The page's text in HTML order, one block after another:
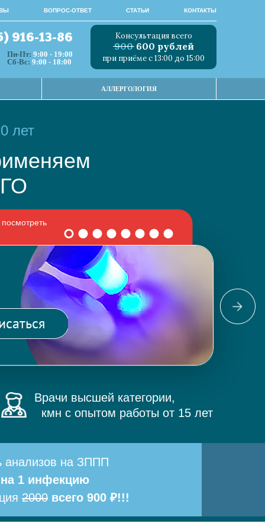
ВОПРОС-ОТВЕТ СТАТЬИ КОНТАКТЫ
916-13-86
Пн-Пт: 9:00 - 19:00
Сб-Вс: 9:00 - 18:00
Консультация всего
900 600 рублей
при приёме с 13:00 до 15:00
АЛЛЕРГОЛОГИЯ
лет
и
Врачи высшей категории,
кмн с опытом работы от 15 лет
анализов на ЗППП
на 1 инфекцию
2000 всего 900 ₽!!!